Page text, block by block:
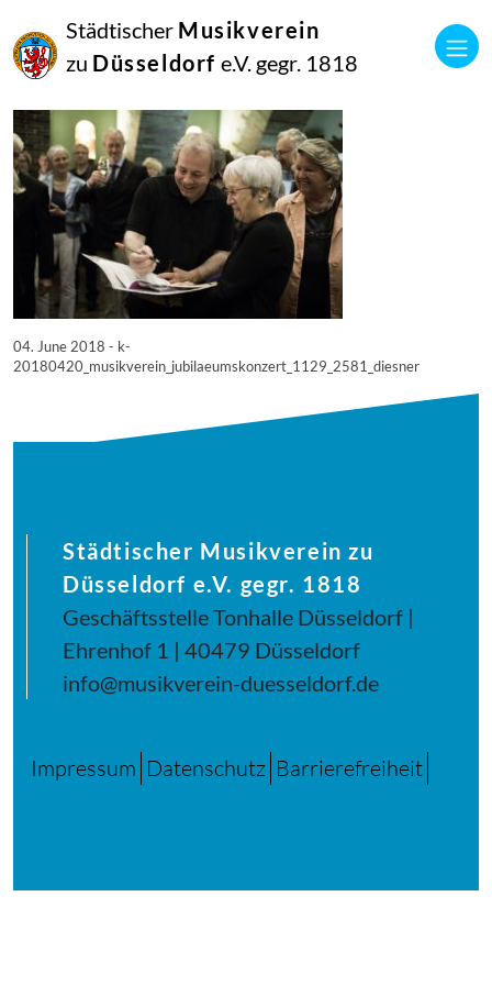
Städtischer Musikverein
zu Düsseldorf e.V. gegr. 1818
Juni
2018
administrator
04. June 2018 - k-
20180420_musikverein_jubilaeumskonzert_1129_2581_diesner
Städtischer Musikverein zu
Düsseldorf e.V. gegr. 1818
Geschäftsstelle Tonhalle Düsseldorf |
Ehrenhof 1 | 40479 Düsseldorf
info@musikverein-duesseldorf.de
Impressum Datenschutz Barrierefreiheit